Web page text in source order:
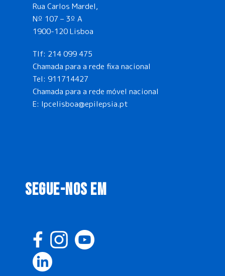
Rua Carlos Mardel,
Nº 107 – 3º A
1900-120 Lisboa
Tlf: 214 099 475
Chamada para a rede fixa nacional
Tel: 911714427
Chamada para a rede móvel nacional
E: lpcelisboa@epilepsia.pt
SEGUE-NOS EM